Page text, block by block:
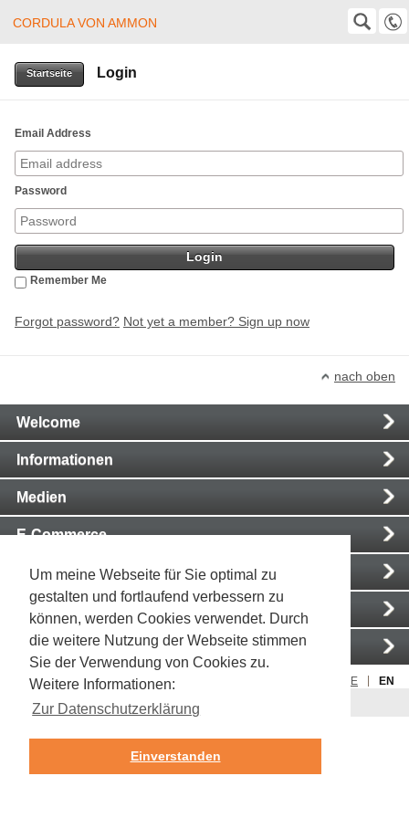
Um meine Webseite für Sie optimal zu
gestalten und fortlaufend verbessern zu
können, werden Cookies verwendet. Durch
die weitere Nutzung der Webseite stimmen
Sie der Verwendung von Cookies zu.
Weitere Informationen:
Zur Datenschutzerklärung
Einverstanden
CORDULA VON AMMON
SUCHE
+49 (0)8382 24403
Startseite Login
Email Address
Password
Remember Me
Forgot password? Not yet a member? Sign up now
nach oben
Navigation
Welcome
Informationen
Medien
E-Commerce
Weitere Anwendungsbeispiele
News
Kontakt
Rechtliche Hinweise Impressum DE
EN
Zur klassischen Ansicht wechseln